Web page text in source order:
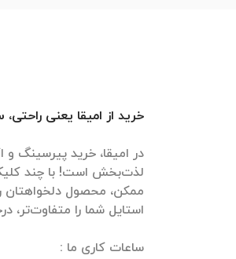
خرید از امیقا یعنی
در امیقا، خرید پیرسینگ
لذت‌بخش است! با چند
ممکن، محصول دلخواهتان